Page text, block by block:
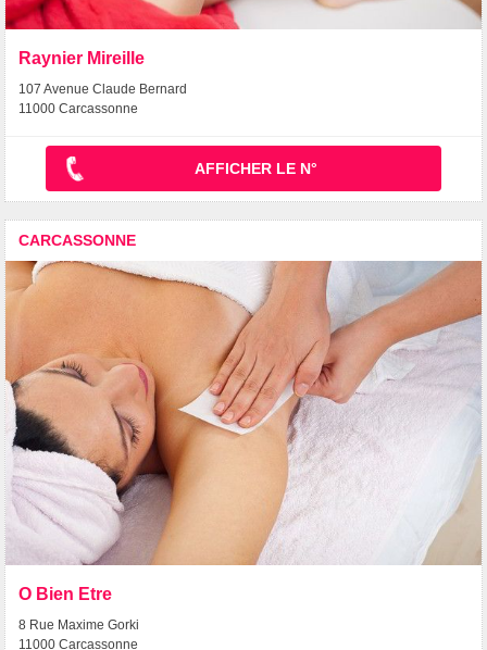
Raynier Mireille
107 Avenue Claude Bernard
11000 Carcassonne
AFFICHER LE N°
CARCASSONNE
O Bien Etre
8 Rue Maxime Gorki
11000 Carcassonne